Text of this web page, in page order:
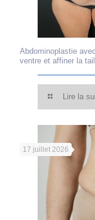
Abdominoplastie
ventre et affiner la
Lire la
17 juillet 2026